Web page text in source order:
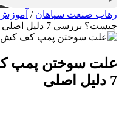
رهاب صنعت سپاهان /
چیست؟ بررسی 7 دلیل اصلی
علت سوختن پمپ
7 دلیل اصلی